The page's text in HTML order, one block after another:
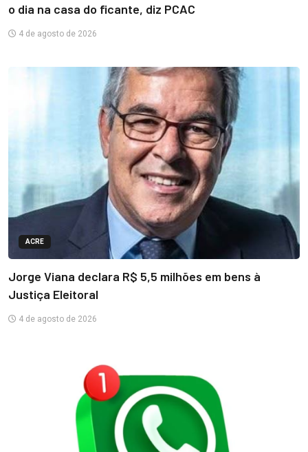
o dia na casa do ficante, diz PCAC
4 de agosto de 2026
ACRE
Jorge Viana declara R$ 5,5 milhões em bens à
Justiça Eleitoral
4 de agosto de 2026